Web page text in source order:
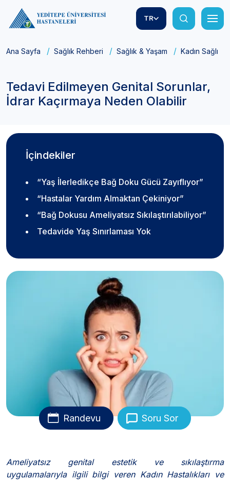
TR
Ana Sayfa Sağlık Rehberi Sağlık & Yaşam Kadın Sağlığı
Tedavi Edilmeyen Genital Sorunlar,
İdrar Kaçırmaya Neden Olabilir
İçindekiler
“Yaş İlerledikçe Bağ Doku Gücü Zayıflıyor”
“Hastalar Yardım Almaktan Çekiniyor”
“Bağ Dokusu Ameliyatsız Sıkılaştırılabiliyor”
Tedavide Yaş Sınırlaması Yok
Randevu Soru Sor
Ameliyatsız genital estetik ve sıkılaştırma
uygulamalarıyla ilgili bilgi veren Kadın Hastalıkları ve